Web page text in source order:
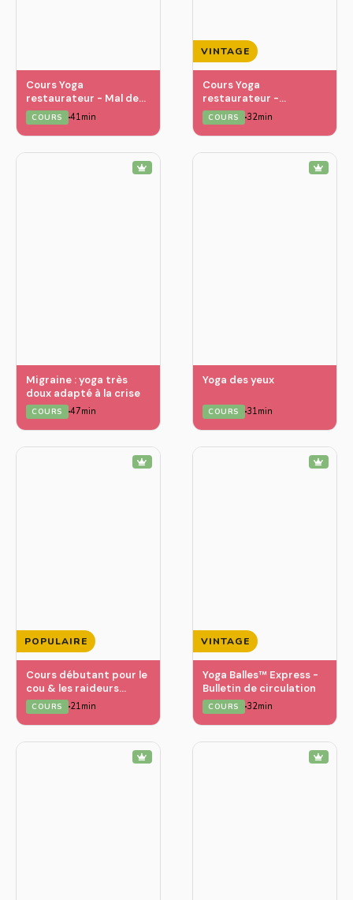
Cours Yoga
restaurateur - Mal de
tête
COURS 41min
VINTAGE
Cours Yoga
restaurateur -
Détendre le psoas
COURS 32min
Migraine : yoga très
doux adapté à la crise
COURS 47min
Yoga des yeux
COURS 31min
POPULAIRE
Cours débutant pour le
cou & les raideurs
cervicales
COURS 21min
VINTAGE
Yoga Balles™️ Express -
Bulletin de circulation
COURS 32min